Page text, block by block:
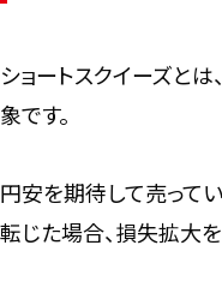
ショートスクイーズと
象です。
円安を期待して売って
転じた場合、損失拡大